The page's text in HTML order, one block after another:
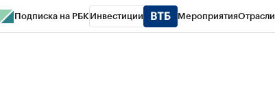
Подписка на РБК Инвестиции МероприятияОтрасли